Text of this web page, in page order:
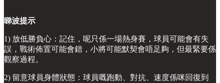
睇波提示
1) 放低勝負心：記住，呢只係一場熱身賽，球員可能會有失
誤，戰術佈置可能會錯，小將可能默契會唔足夠，但最緊要係
觀察過程。
2) 留意球員身體狀態：球員嘅跑動、對抗、速度係咪回復到